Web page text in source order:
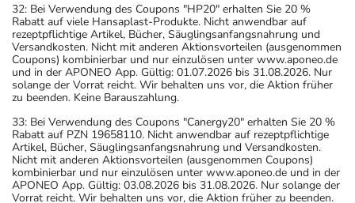
32: Bei Verwendung des Coupons "HP20" erhalten Sie 20 %
Rabatt auf viele Hansaplast-Produkte. Nicht anwendbar auf
rezeptpflichtige Artikel, Bücher, Säuglingsanfangsnahrung und
Versandkosten. Nicht mit anderen Aktionsvorteilen (ausgenommen
Coupons) kombinierbar und nur einzulösen unter www.aponeo.de
und in der APONEO App. Gültig: 01.07.2026 bis 31.08.2026. Nur
solange der Vorrat reicht. Wir behalten uns vor, die Aktion früher
zu beenden. Keine Barauszahlung.
33: Bei Verwendung des Coupons "Canergy20" erhalten Sie 20 %
Rabatt auf PZN 19658110. Nicht anwendbar auf rezeptpflichtige
Artikel, Bücher, Säuglingsanfangsnahrung und Versandkosten.
Nicht mit anderen Aktionsvorteilen (ausgenommen Coupons)
kombinierbar und nur einzulösen unter www.aponeo.de und in der
APONEO App. Gültig: 03.08.2026 bis 31.08.2026. Nur solange der
Vorrat reicht. Wir behalten uns vor, die Aktion früher zu beenden.